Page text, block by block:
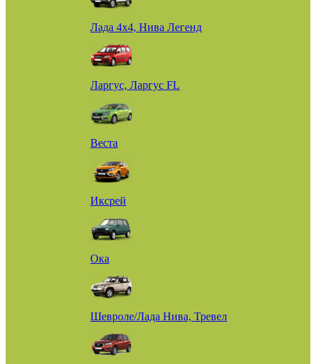
Лада 4х4, Нива Легенд
Ларгус, Ларгус FL
Веста
Иксрей
Ока
Шевроле/Лада Нива, Тревел